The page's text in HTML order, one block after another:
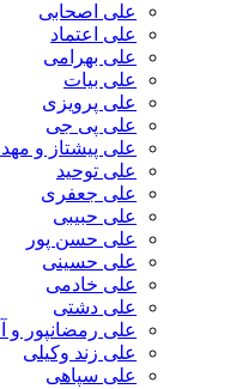
علی اصحابی
علی اعتماد
علی بهرامی
علی بیات
علی پرویزی
علی پی جی
علی پیشتاز و مهدی آذر
علی توحید
علی جعفری
علی حبیبی
علی حسن پور
علی حسینی
علی خادمی
علی دشتی
علی رمضانپور و آمین بند
علی زند وکیلی
علی سپاهی